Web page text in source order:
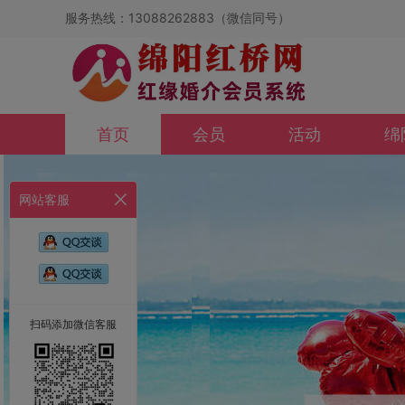
服务热线：13088262883（微信同号）
首页 会员 活动 绵
网站客服
扫码添加微信客服